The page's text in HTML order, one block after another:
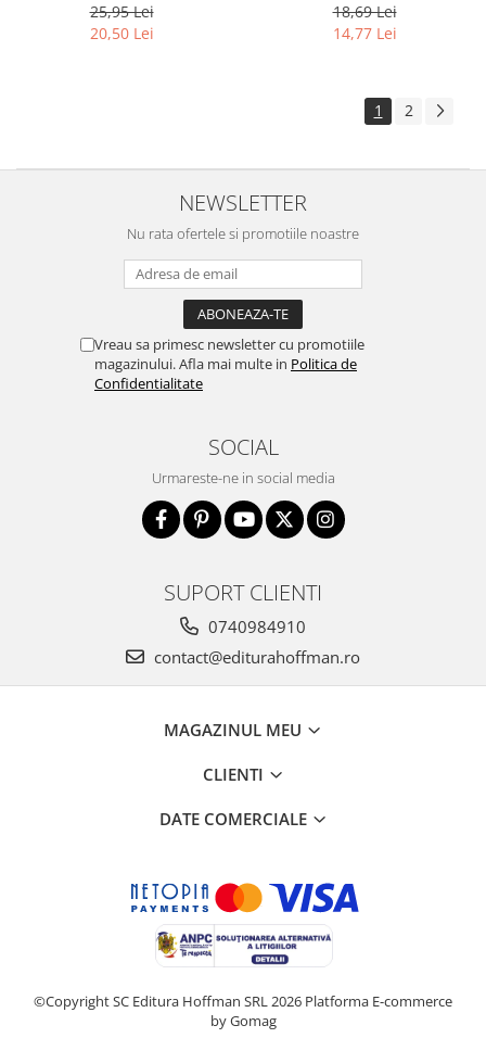
25,95 Lei
20,50 Lei
18,69 Lei
14,77 Lei
1 2
NEWSLETTER
Nu rata ofertele si promotiile noastre
Vreau sa primesc newsletter cu promotiile
magazinului. Afla mai multe in Politica de
Confidentialitate
SOCIAL
Urmareste-ne in social media
SUPORT CLIENTI
0740984910
contact@editurahoffman.ro
MAGAZINUL MEU
CLIENTI
DATE COMERCIALE
©Copyright SC Editura Hoffman SRL 2026 Platforma E-commerce
by Gomag